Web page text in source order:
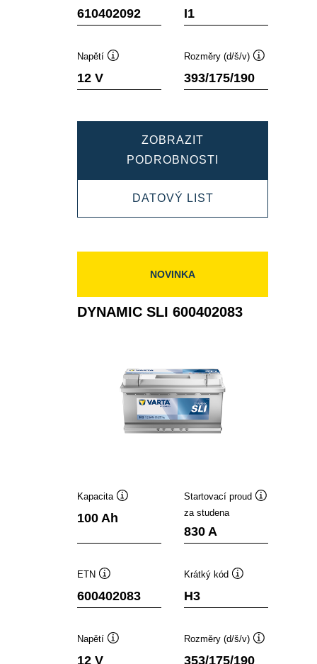
nástroje
610402092 I1
Napětí
12 V
Rozměry (d/š/v)
393/175/190
ZOBRAZIT
PODROBNOSTI
SLI
DATOVÝ LISTDYNAMIC
SLI
NOVINKA
DYNAMIC SLI 600402083
Kapacita
100 Ah
Startovací proud
za studena
830 A
ETN
nástroje
600402083
Krátký kód
H3
Napětí
12 V
Rozměry (d/š/v)
353/175/190